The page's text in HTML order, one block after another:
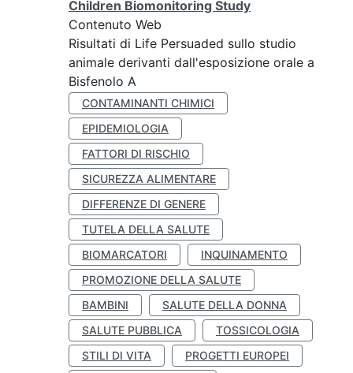
Children Biomonitoring Study
Contenuto Web
Risultati di Life Persuaded sullo studio
animale derivanti dall'esposizione orale a
Bisfenolo A
CONTAMINANTI CHIMICI
EPIDEMIOLOGIA
FATTORI DI RISCHIO
SICUREZZA ALIMENTARE
DIFFERENZE DI GENERE
TUTELA DELLA SALUTE
BIOMARCATORI
INQUINAMENTO
PROMOZIONE DELLA SALUTE
BAMBINI
SALUTE DELLA DONNA
SALUTE PUBBLICA
TOSSICOLOGIA
STILI DI VITA
PROGETTI EUROPEI